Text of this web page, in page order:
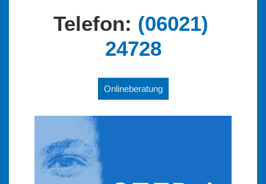
Telefon: (06021)
24728
Onlineberatung